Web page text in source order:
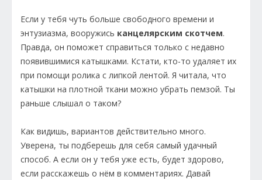
Если у тебя чуть больше свободного времени и
энтузиазма, вооружись канцелярским скотчем.
Правда, он поможет справиться только с недавно
появившимися катышками. Кстати, кто-то удаляет их
при помощи ролика с липкой лентой. Я читала, что
катышки на плотной ткани можно убрать пемзой. Ты
раньше слышал о таком?
Как видишь, вариантов действительно много.
Уверена, ты подберешь для себя самый удачный
способ. А если он у тебя уже есть, будет здорово,
если расскажешь о нём в комментариях. Давай